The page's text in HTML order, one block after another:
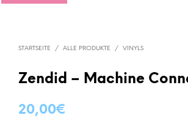
STARTSEITE / ALLE PRODUKTE / VINYLS
Zendid – Machine
20,00€